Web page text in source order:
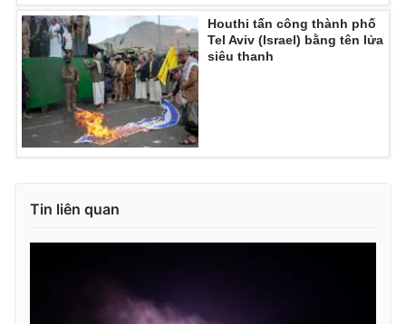
Ðiện thoại Thời báo VTV:024.66 897 897
Email:toasoan@vtv.vn
Liên hệ quảng cáo:024-7300.7108
® Cấm sao chép dưới mọi hình thức nếu không có sự chấp
Houthi tấn công thành phố
Tel Aviv (Israel) bằng tên lửa
siêu thanh
Tin liên quan